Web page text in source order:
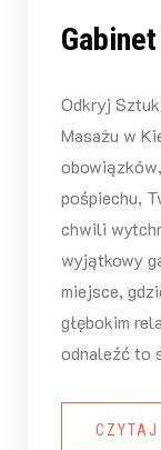
Odkryj
Masażu w
pośpiechu,
chwili
wyjątkowy
miejsce,
głębokim
odnaleźć to
CZYTAJ